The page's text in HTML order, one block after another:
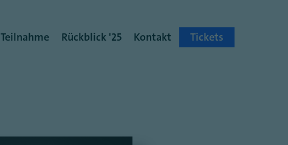
Teilnahme Rückblick '25 Kontakt Tickets